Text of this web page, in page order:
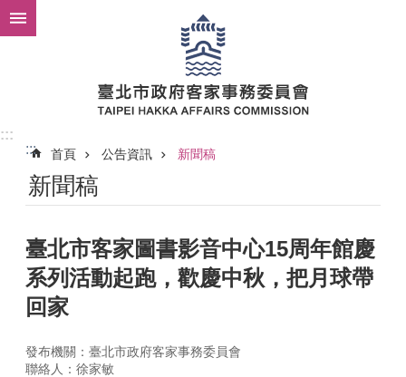
跳到主要內容區塊
:::
:::
首頁 公告資訊 新聞稿
新聞稿
臺北市客家圖書影音中心15周年館慶
系列活動起跑，歡慶中秋，把月球帶
回家
發布機關：臺北市政府客家事務委員會
聯絡人：徐家敏